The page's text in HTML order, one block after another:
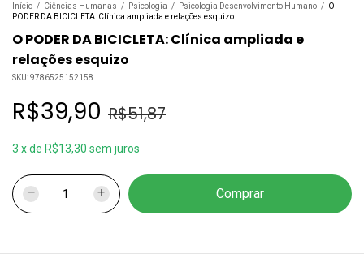
Início / Ciências Humanas / Psicologia / Psicologia Desenvolvimento Humano / O
PODER DA BICICLETA: Clínica ampliada e relações esquizo
O PODER DA BICICLETA: Clínica ampliada e
relações esquizo
SKU:9786525152158
R$39,90 R$51,87
3 xde R$13,30 sem juros